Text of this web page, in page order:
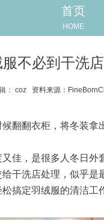
首页
HOME
不必到干洗
： coz 资料来源：
翻翻衣柜，将冬装拿
佳，是很多人冬日
干洗店处理，似乎
搞定羽绒服的清洁工